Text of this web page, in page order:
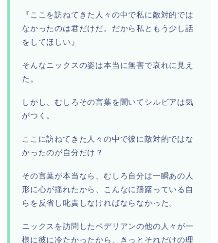
『ここを訪ねてきた人々の中で私に敵対的では
なかったのは君だけだ。だから私ともう少し話
をしてほしい』
そんなニックスの姿は本当に無害で哀れに見え
た。
しかし、むしろその言葉を聞いてシルビアは気
がつく。
ここに訪ねてきた人々の中で彼に敵対的ではな
かったのが自分だけ？
その言葉が本当なら、むしろ自分は一瞬あの人
形に心が揺れたから、こんなに躊躇っている自
らを反省し叱責しなければならなかった。
ニックスを訪問したペデリアンの他の人々が一
様に彼に冷たかったから、きっとそれだけの理